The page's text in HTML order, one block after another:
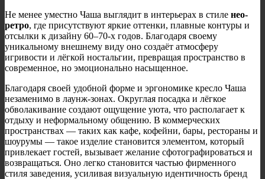
Не менее уместно Чаша выглядит в интерьерах в стиле нео-
ретро, где присутствуют яркие оттенки, плавные контуры и
отсылки к дизайну 60–70-х годов. Благодаря своему
уникальному внешнему виду оно создаёт атмосферу
игривости и лёгкой ностальгии, превращая пространство в
современное, но эмоционально насыщенное.
Благодаря своей удобной форме и эргономике кресло Чаша
незаменимо в лаунж-зонах. Округлая посадка и лёгкое
обволакивание создают ощущение уюта, что располагает к
отдыху и неформальному общению. В коммерческих
пространствах — таких как кафе, кофейни, бары, рестораны и
шоурумы — такое изделие становится элементом, который
привлекает гостей, вызывает желание сфотографироваться и
возвращаться. Оно легко становится частью фирменного
стиля заведения, усиливая визуальную идентичность бренд